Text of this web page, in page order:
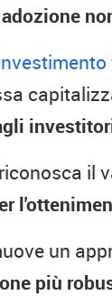
il
un
più